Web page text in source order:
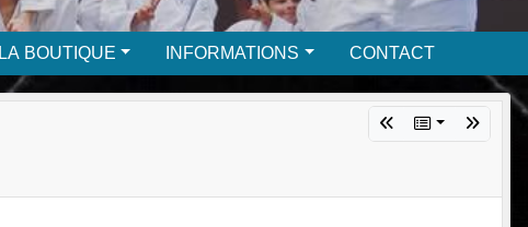
LA BOUTIQUE INFORMATIONS CONTACT